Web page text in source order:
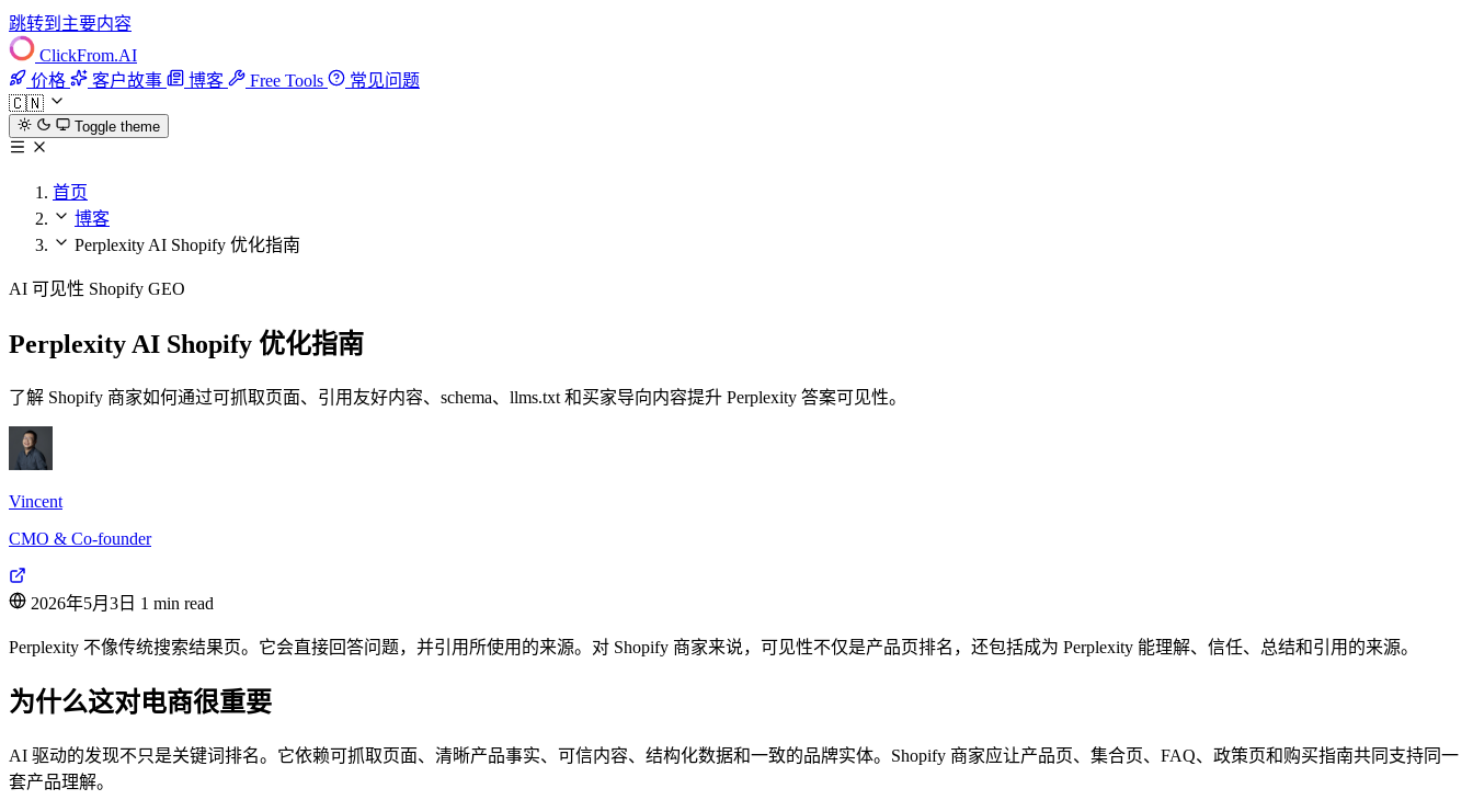
跳转到主要内容
ClickFrom.AI
价格
客户故事 博客 Free Tools
常见问题
🇨🇳
Toggle theme
首页
博客
Perplexity AI Shopify 优化指南
AI 可见性 Shopify GEO
Perplexity AI Shopify 优化指南
了解 Shopify 商家如何通过可抓取页面、引用友好内容、schema、llms.txt 和买家导向内容提升 Perplexity 答案可见性。
Vincent
CMO & Co-founder
2026年5月3日 1 min read
Perplexity 不像传统搜索结果页。它会直接回答问题，并引用所使用的来源。对 Shopify 商家来说，可见性不仅是产品页排名，还包括成为 Perplexity 能理解、信任、总结和引用的来源。
为什么这对电商很重要
AI 驱动的发现不只是关键词排名。它依赖可抓取页面、清晰产品事实、可信内容、结构化数据和一致的品牌实体。Shopify 商家应让产品页、集合页、FAQ、政策页和购买指南共同支持同一
套产品理解。